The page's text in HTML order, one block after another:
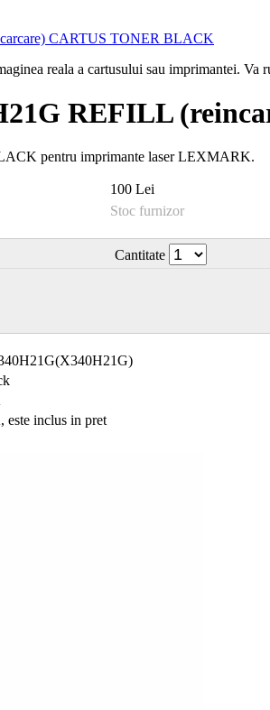
reala a cartusului sau imprimantei.
REFILL
pentru imprimante laser LEXMARK.
100 Lei
Stoc furnizor
Cantitate
este inclus in pret